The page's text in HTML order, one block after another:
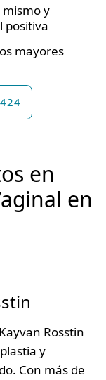
y
positiva
mayores
en
en
Rosstin
y
Con más de